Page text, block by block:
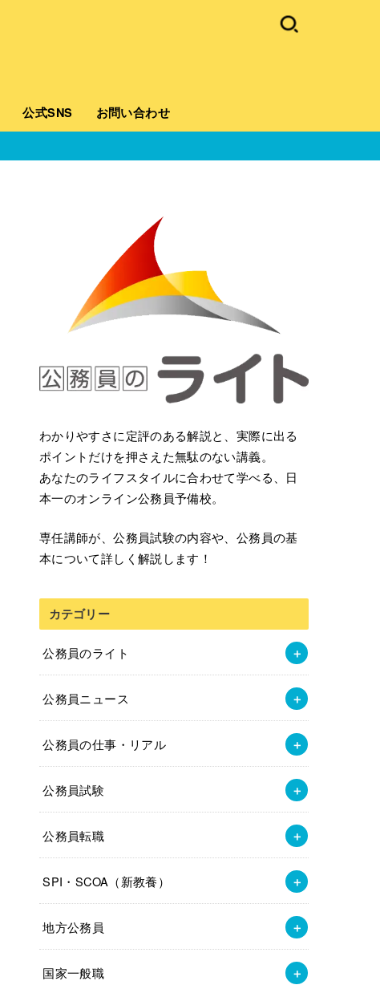
公式SNS お問い合わせ
わかりやすさに定評のある解説と、実際に出る
ポイントだけを押さえた無駄のない講義。
あなたのライフスタイルに合わせて学べる、日
本一のオンライン公務員予備校。
専任講師が、公務員試験の内容や、公務員の基
本について詳しく解説します！
カテゴリー
公務員のライト
公務員ニュース
公務員の仕事・リアル
公務員試験
公務員転職
SPI・SCOA（新教養）
地方公務員
国家一般職